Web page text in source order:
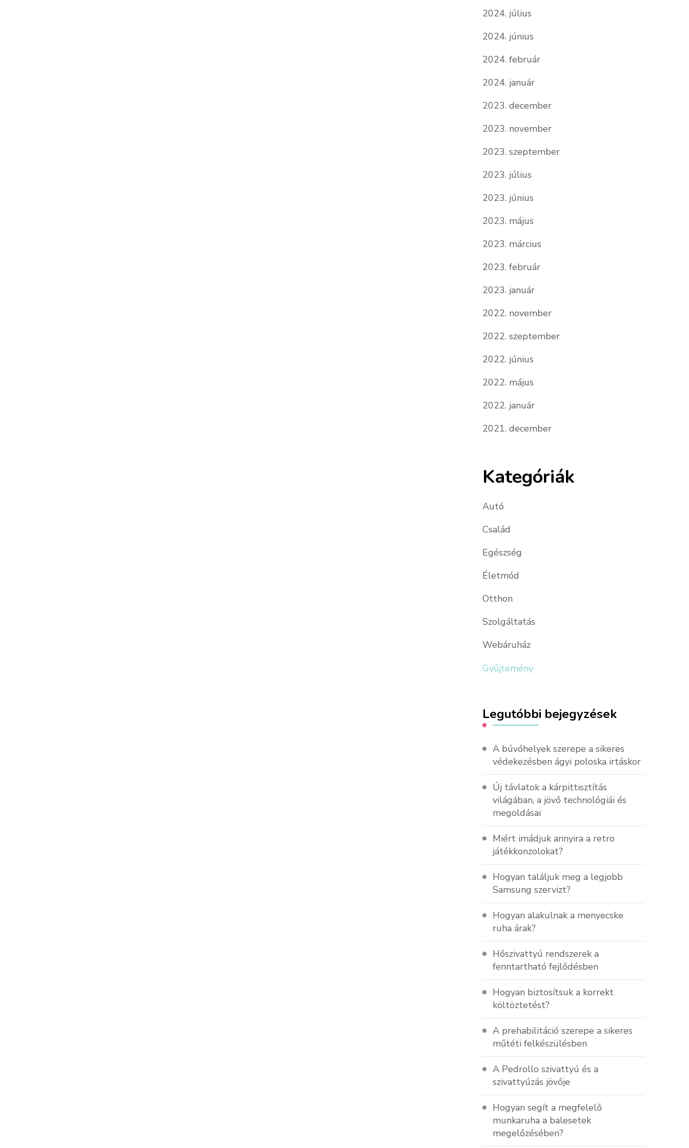
2024. július
2024. június
2024. február
2024. január
2023. december
2023. november
2023. szeptember
2023. július
2023. június
2023. május
2023. március
2023. február
2023. január
2022. november
2022. szeptember
2022. június
2022. május
2022. január
2021. december
Kategóriák
Autó
Család
Egészség
Életmód
Otthon
Szolgáltatás
Webáruház
Gyűjtemény
Legutóbbi bejegyzések
A búvóhelyek szerepe a sikeres
védekezésben ágyi poloska irtáskor
Új távlatok a kárpittisztítás
világában, a jövő technológiái és
megoldásai
Miért imádjuk annyira a retro
játékkonzolokat?
Hogyan találjuk meg a legjobb
Samsung szervizt?
Hogyan alakulnak a menyecske
ruha árak?
Hőszivattyú rendszerek a
fenntartható fejlődésben
Hogyan biztosítsuk a korrekt
költöztetést?
A prehabilitáció szerepe a sikeres
műtéti felkészülésben
A Pedrollo szivattyú és a
szivattyúzás jövője
Hogyan segít a megfelelő
munkaruha a balesetek
megelőzésében?